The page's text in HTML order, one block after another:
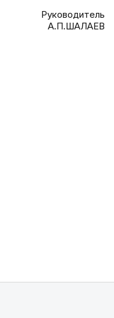
Руководитель
А.П.ШАЛАЕВ